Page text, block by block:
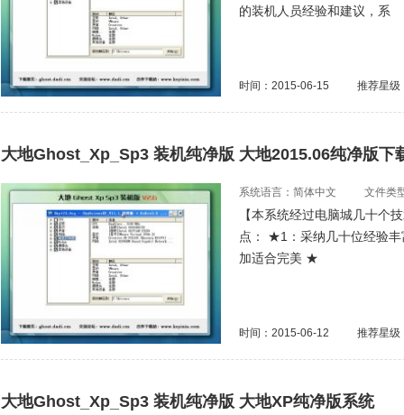
的装机人员经验和建议，系
时间：2015-06-15 推荐星级
大地Ghost_Xp_Sp3 装机纯净版 大地2015.06纯净版下
系统语言：简体中文 文件类
【本系统经过电脑城几十个
点： ★1：采纳几十位经验
加适合完美 ★
时间：2015-06-12 推荐星级
大地Ghost_Xp_Sp3 装机纯净版 大地XP纯净版系统